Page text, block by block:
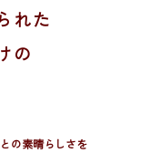
れた
の
の素晴らしさを